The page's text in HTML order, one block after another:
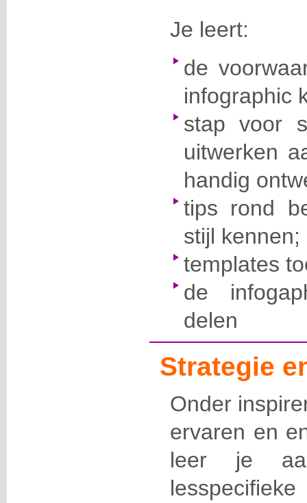
Je leert:
de
infographic
stap voor
uitwerken
handig
tips rond
stijl kennen;
templates
de
delen
Strategie
Onder
ervaren en
leer je